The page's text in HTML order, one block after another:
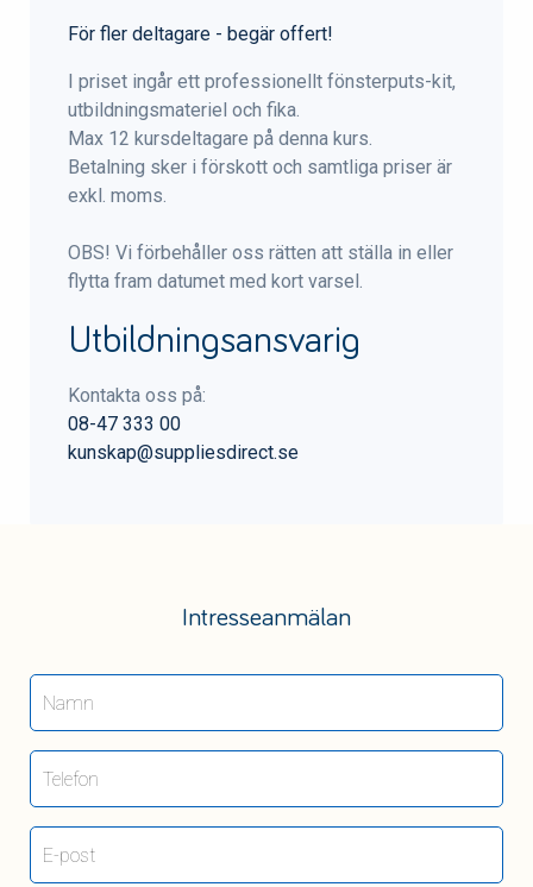
För fler deltagare - begär offert!
I priset ingår ett professionellt fönsterputs-kit,
utbildningsmateriel och fika.
Max 12 kursdeltagare på denna kurs.
Betalning sker i förskott och samtliga priser är
exkl. moms.
OBS! Vi förbehåller oss rätten att ställa in eller
flytta fram datumet med kort varsel.
Utbildningsansvarig
Kontakta oss på:
08-47 333 00
kunskap@suppliesdirect.se
Intresseanmälan